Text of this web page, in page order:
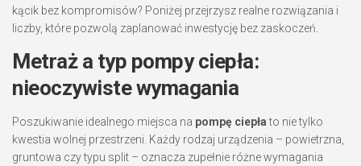
kącik bez kompromisów? Poniżej przejrzysz realne rozwiązania i
liczby, które pozwolą zaplanować inwestycję bez zaskoczeń.
Metraż a typ pompy ciepła:
nieoczywiste wymagania
Poszukiwanie idealnego miejsca na pompę ciepłato nie tylko
kwestia wolnej przestrzeni. Każdy rodzaj urządzenia – powietrzna,
gruntowa czy typu split – oznacza zupełnie różne wymagania